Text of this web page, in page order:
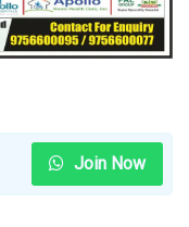
Join Now